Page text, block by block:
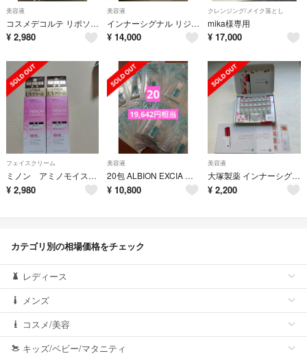
美容液
コスメデコルテ リポソーム アドバンスト リペアセラム サンプル30包
¥ 2,980
美容液
インナーシグナル リジュブネイト エキス 30ml 2本
¥ 14,000
クレンジング/メイク落とし
mika様専用
¥ 17,000
フェイスクリーム
ミノン アミノモイスト エイジングケア デイクリーム✕２点 期限2027.09
¥ 2,980
美容液
20包 ALBION EXCIA ブライトニングイマキュレートセラムZ
¥ 10,800
美容液
大塚製薬 インナーシグナルリジュブネイトエキス28包
¥ 2,200
カテゴリ別の相場価格をチェック
レディース
メンズ
コスメ/美容
キッズ/ベビー/マタニティ